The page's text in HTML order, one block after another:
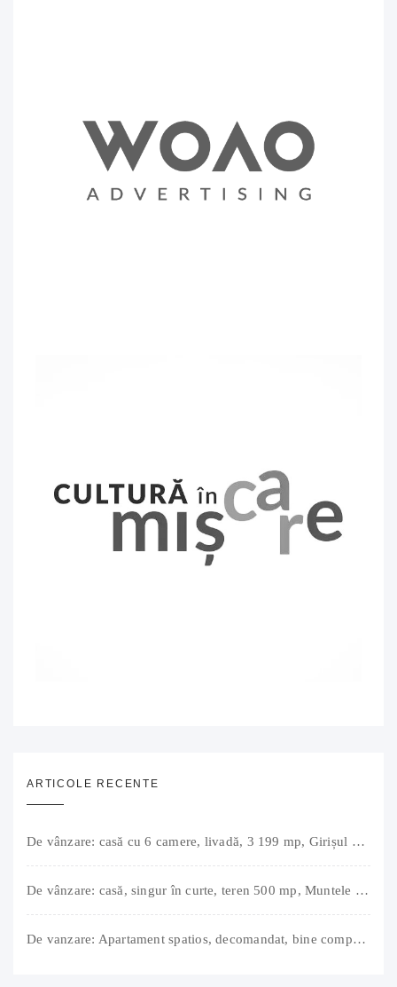
ARTICOLE RECENTE
De vânzare: casă cu 6 camere, livadă, 3 199 mp, Girișul Negru, Bihor, 42 000 Euro. Comision 0.
De vânzare: casă, singur în curte, teren 500 mp, Muntele Găina, Oradea. 157.000 € (negociabil). Comision 0.
De vanzare: Apartament spatios, decomandat, bine compartimentat, 3 camere, 2 bai, bucatarie, suprafață utilă de 64 mp + 3 balcoane (11 mp), strada Barierei, zona Dragos Voda Oradea. 89 500 E (neg). Comision 0